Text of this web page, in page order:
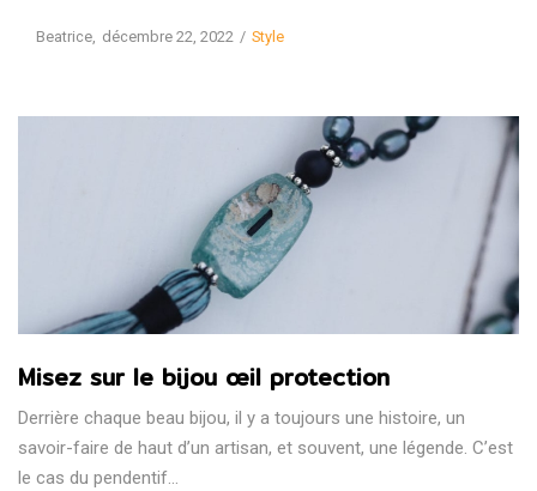
Beatrice Posted
décembre 22, 2022
Posted
Style
Misez sur le bijou œil protection
Derrière chaque beau bijou, il y a toujours une histoire, un
savoir-faire de haut d’un artisan, et souvent, une légende. C’est
le cas du pendentif…